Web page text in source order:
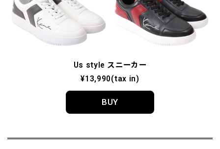
Us style スニーカー
¥13,990(tax in)
BUY